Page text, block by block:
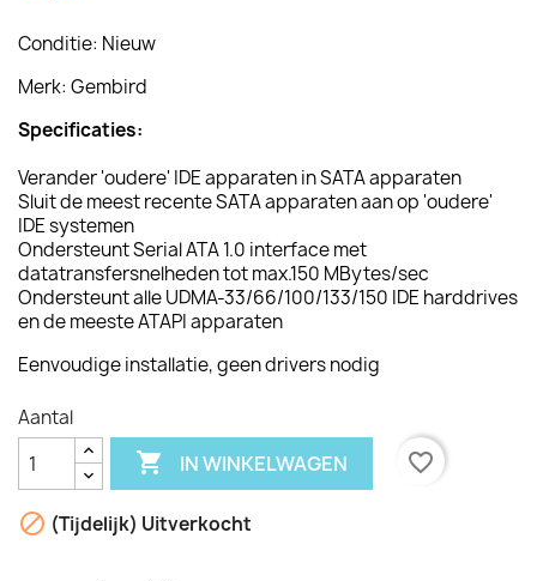
Conditie: Nieuw
Merk: Gembird
Specificaties:
Verander 'oudere' IDE apparaten in SATA apparaten
Sluit de meest recente SATA apparaten aan op 'oudere'
IDE systemen
Ondersteunt Serial ATA 1.0 interface met
datatransfersnelheden tot max.150 MBytes/sec
Ondersteunt alle UDMA-33/66/100/133/150 IDE harddrives
en de meeste ATAPI apparaten
Eenvoudige installatie, geen drivers nodig
Aantal
 IN WINKELWAGEN favorite_border
 (Tijdelijk) Uitverkocht